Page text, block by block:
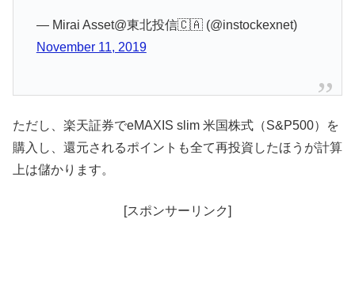
— Mirai Asset@東北投信🇨🇦 (@instockexnet)
November 11, 2019
ただし、楽天証券でeMAXIS slim 米国株式（S&P500）を
購入し、還元されるポイントも全て再投資したほうが計算
上は儲かります。
[スポンサーリンク]